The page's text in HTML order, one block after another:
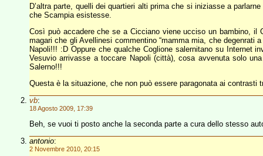
D’altra parte, quelli dei quartieri alti prima che si iniziasse a
che Scampia esistesse.
Così può accadere che se a Cicciano viene ucciso un bambino, il
magari che gli Avellinesi commentino “mamma mia, che
Napoli!!! :D Oppure che qualche Coglione salernitano su Internet
Vesuvio arrivasse a toccare Napoli (città), cosa avvenuta solo
Salerno!!!
Questa è la situazione, che non può essere paragonata ai contrasti
vb:
18 Agosto 2009, 17:39
Beh, se vuoi ti posto anche la seconda parte a cura dello stesso
antonio:
2 Novembre 2010, 20:15